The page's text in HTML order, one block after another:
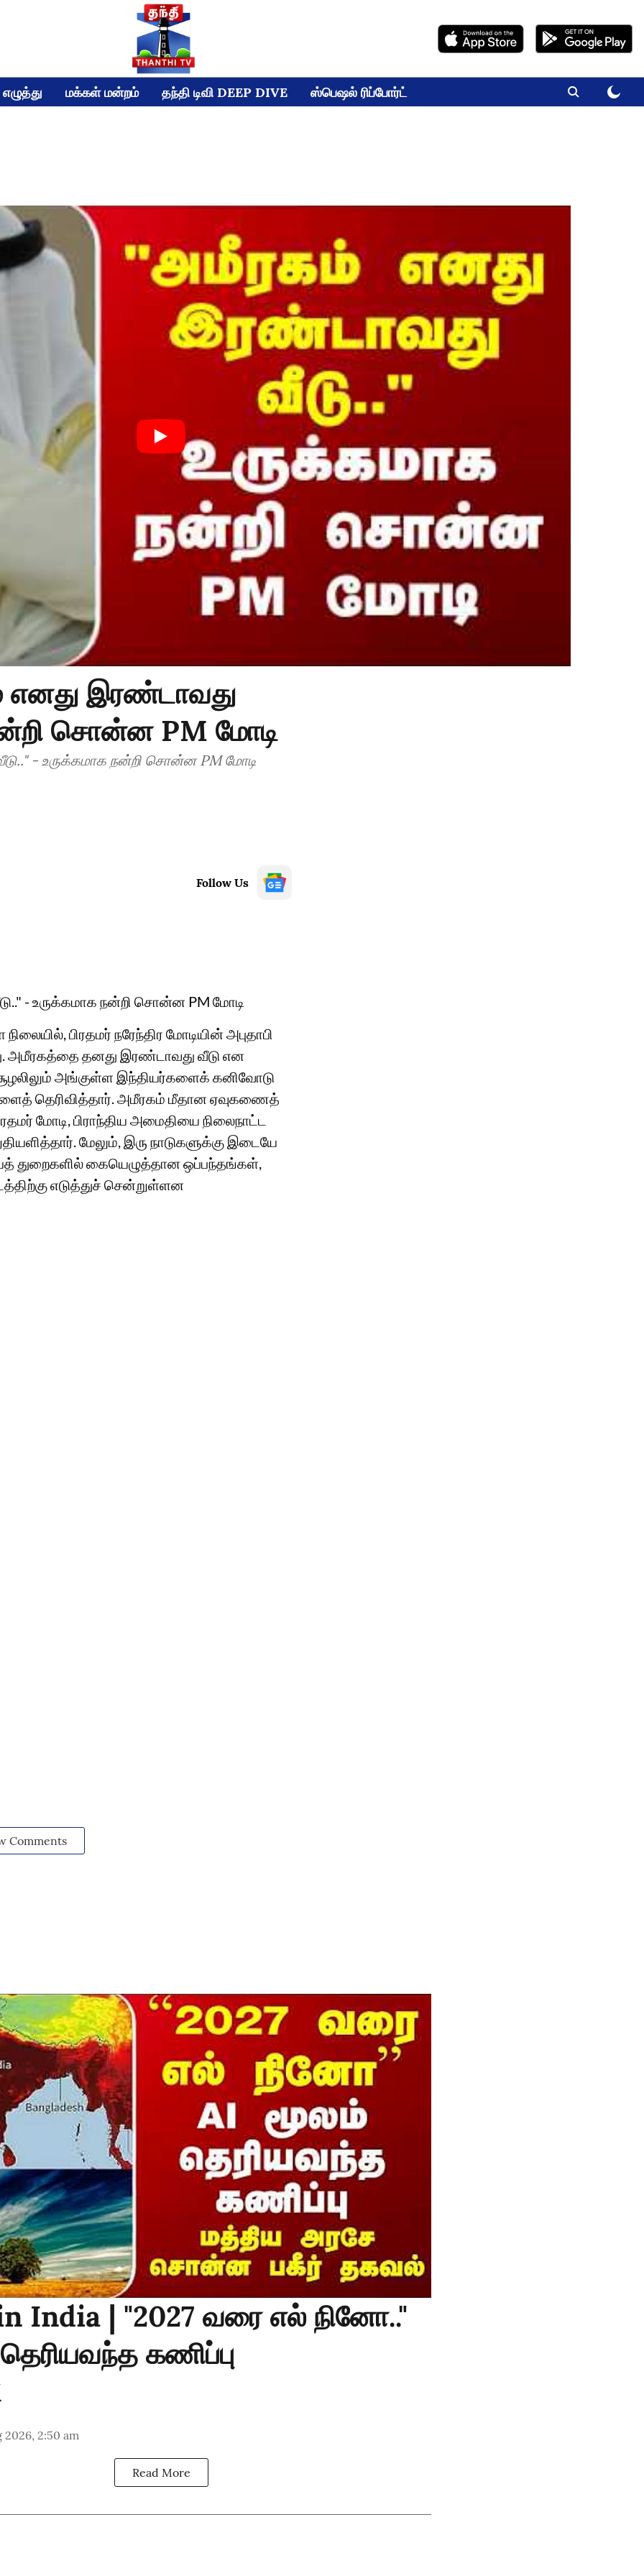
மக்கள் மன்றம் தந்தி டிவி DEEP DIVE ஸ்பெஷல் ரிப்போர்ட்
எனது இரண்டாவது
சொன்ன PM மோடி
- உருக்கமாக நன்றி சொன்ன PM மோடி
Follow Us
- உருக்கமாக நன்றி சொன்ன PM மோடி
பிரதமர் நரேந்திர மோடியின் அபுதாபி
அமீரகத்தை தனது இரண்டாவது வீடு என
சூழலிலும் அங்குள்ள இந்தியர்களைக் கனிவோடு
தெரிவித்தார். அமீரகம் மீதான ஏவுகணைத்
மோடி, பிராந்திய அமைதியை நிலைநாட்ட
மேலும், இரு நாடுகளுக்கு இடையே
துறைகளில் கையெழுத்தான ஒப்பந்தங்கள்,
எடுத்துச் சென்றுள்ளன
Comments
India | "2027 வரை எல் நினோ.."
கணிப்பு
2026, 2:50 am
Read More